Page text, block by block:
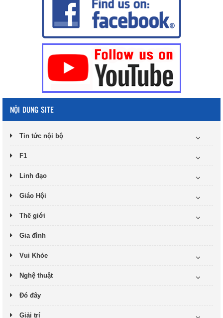
NỘI DUNG SITE
Tin tức nội bộ
F1
Linh đạo
Giáo Hội
Thế giới
Gia đình
Vui Khỏe
Nghệ thuật
Đó đây
Giải trí